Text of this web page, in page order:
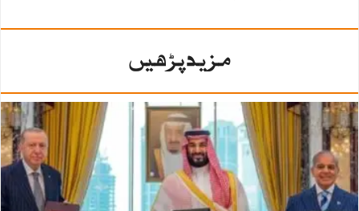
مزید پڑھیں